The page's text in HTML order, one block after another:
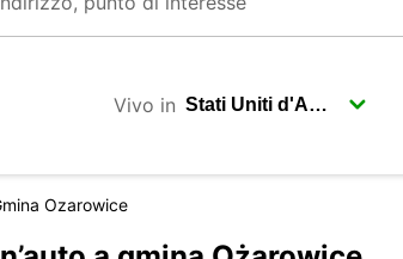
Vivo in
Ozarowice